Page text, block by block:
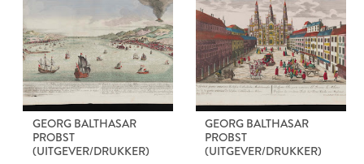
GEORG BALTHASAR
PROBST
(UITGEVER/DRUKKER)
GEORG BALTHASAR
PROBST
(UITGEVER/DRUKKER)